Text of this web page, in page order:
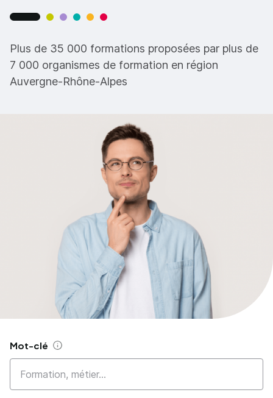
Plus de 35 000 formations proposées par plus de
7 000 organismes de formation en région
Auvergne-Rhône-Alpes
Mot-clé Aide